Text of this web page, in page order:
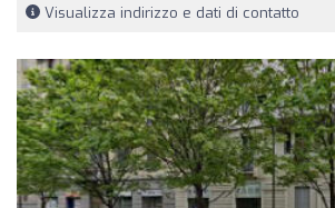
Visualizza indirizzo e dati di contatto